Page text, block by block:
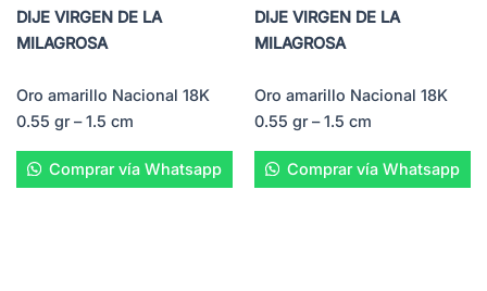
DIJE VIRGEN DE LA
MILAGROSA
Oro amarillo Nacional 18K
0.55 gr – 1.5 cm
Comprar vía Whatsapp
DIJE VIRGEN DE LA
MILAGROSA
Oro amarillo Nacional 18K
0.55 gr – 1.5 cm
Comprar vía Whatsapp